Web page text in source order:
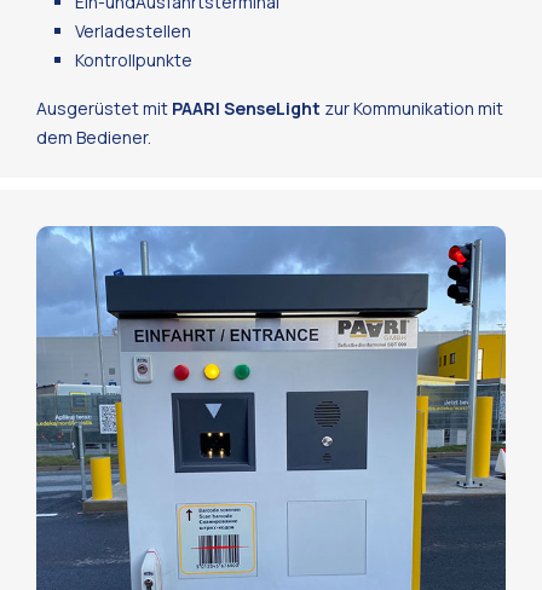
Verladestellen
Kontrollpunkte
Ausgerüstet mit PAARI SenseLight zur Kommunikation mit
dem Bediener.